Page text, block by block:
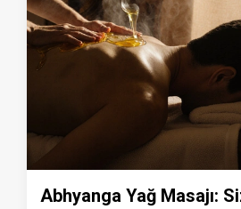
Abhyanga Yağ Masajı: